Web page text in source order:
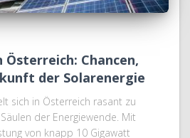
Chancen,
der Solarenergie
sich in Österreich rasant zu
der Energiewende. Mit
von knapp 10 Gigawatt